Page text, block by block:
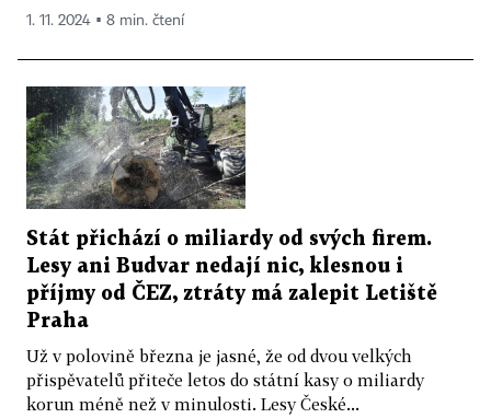
1. 11. 2024 ▪ 8 min. čtení
Stát přichází o miliardy od svých firem.
Lesy ani Budvar nedají nic, klesnou i
příjmy od ČEZ, ztráty má zalepit Letiště
Praha
Už v polovině března je jasné, že od dvou velkých
přispěvatelů přiteče letos do státní kasy o miliardy
korun méně než v minulosti. Lesy České...